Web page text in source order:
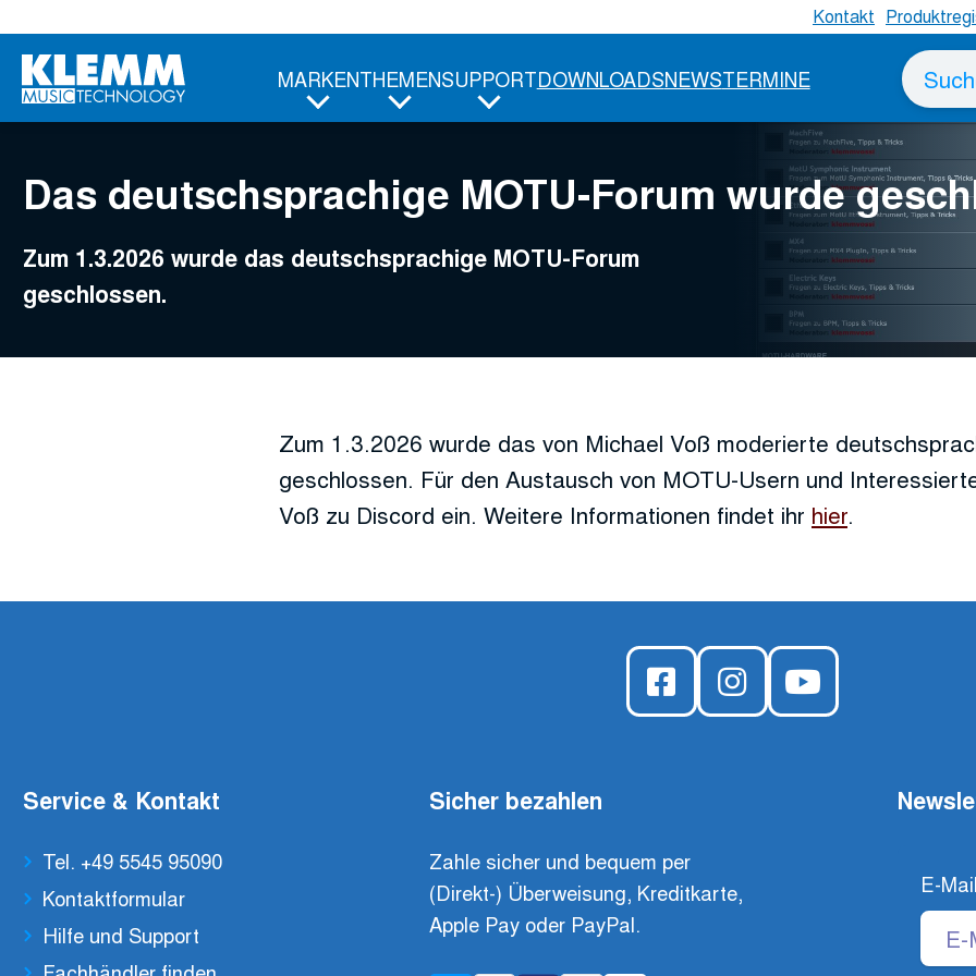
Hauptinhalt
Kontakt
MARKENTHEMENSUPPORTDOWNLOADSNEWSTERMINE
Suche
nach
Das deutschsprachige MOTU-Forum wurde
Zum 1.3.2026 wurde das deutschsprachige MOTU-Forum
geschlossen.
Zum 1.3.2026 wurde das von Michael Voß moderierte
geschlossen. Für den Austausch von MOTU-Usern und
Voß zu Discord ein. Weitere Informationen findet ihr hier.
Service & Kontakt
Tel. +49 5545 95090
Kontaktformular
Hilfe und Support
Sicher bezahlen
Zahle sicher und bequem per
(Direkt-) Überweisung, Kreditkarte,
Apple Pay oder PayPal.
E-Mail